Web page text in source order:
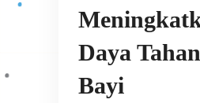
Daya
Bayi